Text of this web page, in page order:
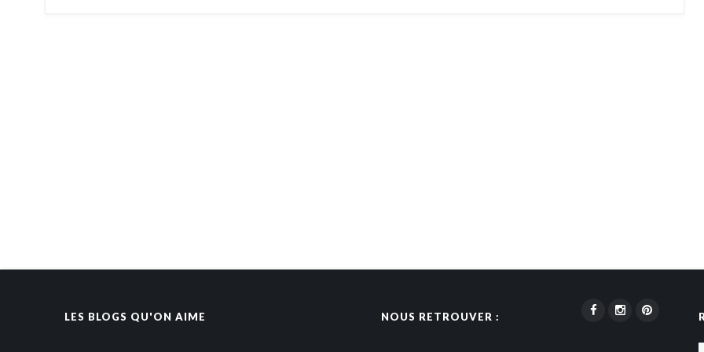
LES BLOGS QU'ON AIME NOUS RETROUVER :